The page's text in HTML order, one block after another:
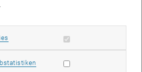
mit Dekan Prof. Dr. Wolfgang
Online, via Zoom
Erforderliche Cookies zulassen
Statistik Cookies zulassen